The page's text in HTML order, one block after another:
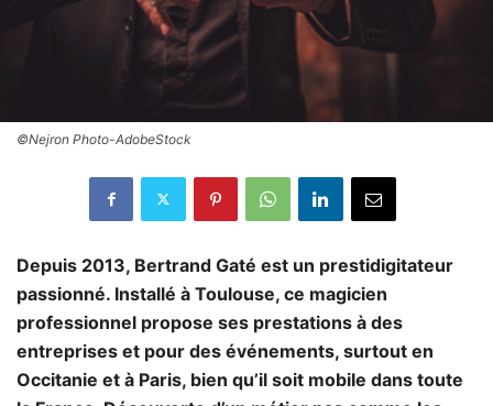
©Nejron Photo-AdobeStock
Depuis 2013, Bertrand Gaté est un prestidigitateur
passionné. Installé à Toulouse, ce magicien
professionnel propose ses prestations à des
entreprises et pour des événements, surtout en
Occitanie et à Paris, bien qu’il soit mobile dans toute